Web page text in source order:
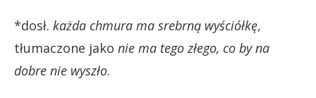
*dosł. każda chmura ma srebrną wyściółkę,
tłumaczone jako nie ma tego złego, co by na
dobre nie wyszło.